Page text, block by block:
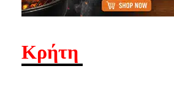
Κρήτη